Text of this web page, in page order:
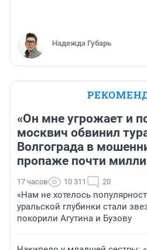
Надежда Губарь
«Он мне угрожает и
москвич обвинил
Волгограда в
пропаже почти
17 часов 10 311 20
«Нам не хотелось
уральской глубинки стали
покорили Агутина и Бузову